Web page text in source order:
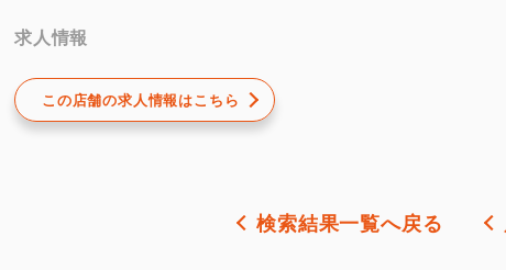
求人情報
この店舗の求人情報はこちら
検索結果一覧へ戻る